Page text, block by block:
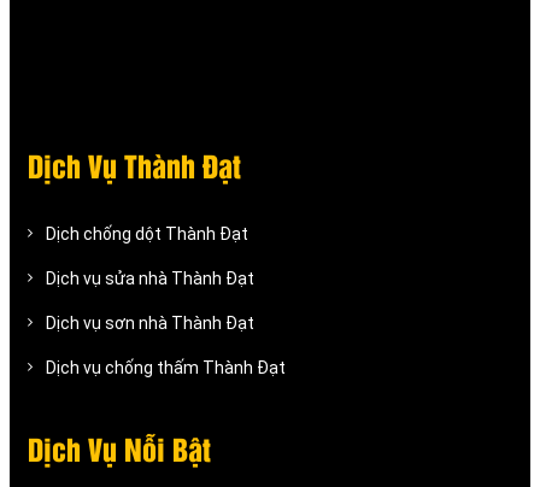
Dịch Vụ Thành Đạt
Dịch chống dột Thành Đạt
Dịch vụ sửa nhà Thành Đạt
Dịch vụ sơn nhà Thành Đạt
Dịch vụ chống thấm Thành Đạt
Dịch Vụ Nỗi Bật